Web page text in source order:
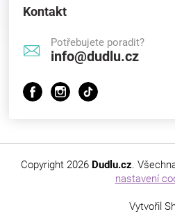
Kontakt
Potřebujete poradit?
info@dudlu.cz
Vytvořil
Copyright 2026 Dudlu.cz.
nastavení